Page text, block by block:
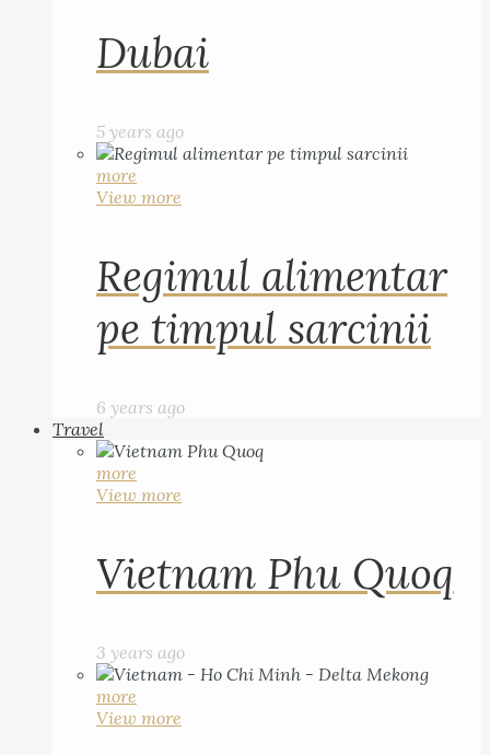
Dubai
5 years ago
more
View more
Regimul alimentar
pe timpul sarcinii
6 years ago
Travel
more
View more
Vietnam Phu Quoq
3 years ago
more
View more